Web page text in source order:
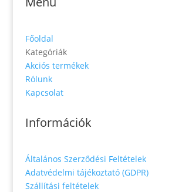
Főoldal
Kategóriák
Akciós termékek
Rólunk
Kapcsolat
Információk
Általános Szerződési Feltételek
Adatvédelmi tájékoztató (GDPR)
Szállítási feltételek